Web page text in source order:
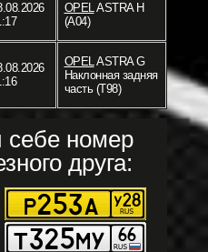
OPELASTRA H
(A04)
OPELASTRA G
Наклонная задняя
часть (T98)
себе номер
друга: